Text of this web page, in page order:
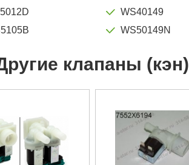
WS40149
WS50149N
клапаны (кэн)